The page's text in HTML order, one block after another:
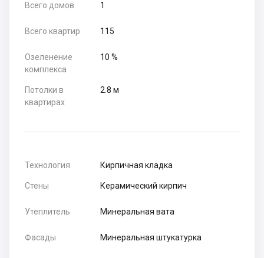
Всего домов 1
Всего квартир 115
Озеленение
комплекса
10 %
Потолки в
квартирах
2.8 м
Технология Кирпичная кладка
Стены Керамический кирпич
Утеплитель Минеральная вата
Фасады Минеральная штукатурка